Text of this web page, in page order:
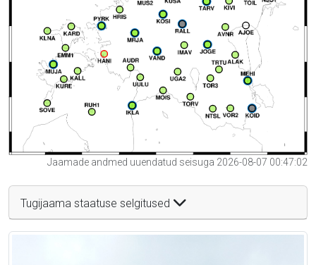
Jaamade andmed uuendatud seisuga 2026-08-07 00:47:02
Tugijaama staatuse selgitused